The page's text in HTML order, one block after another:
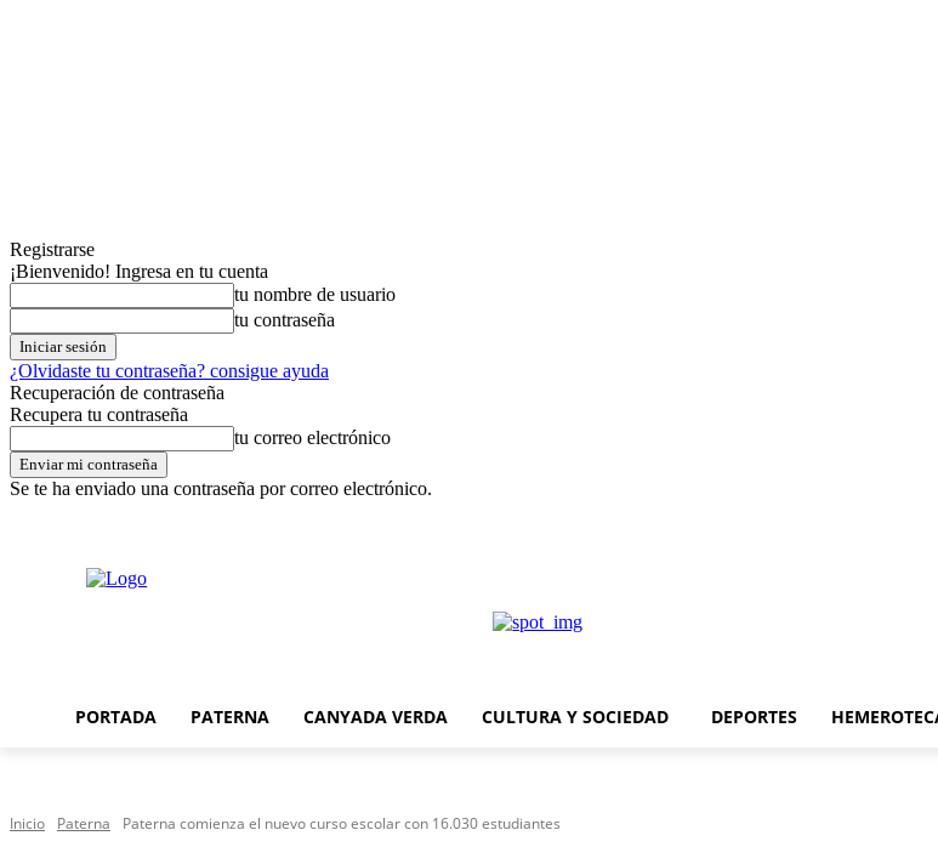
Registrarse
¡Bienvenido! Ingresa en tu cuenta
tu nombre de usuario
tu contraseña
¿Olvidaste tu contraseña? consigue ayuda
Recuperación de contraseña
Recupera tu contraseña
tu correo electrónico
Se te ha enviado una contraseña por correo electrónico.
PORTADA PATERNA CANYADA VERDA CULTURA Y SOCIEDAD DEPORTES
Inicio Paterna Paterna comienza el nuevo curso escolar con 16.030 estudiantes